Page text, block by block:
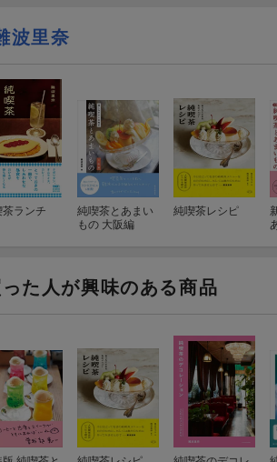
波里奈
茶ランチ
純喫茶とあまい
もの 大阪編
純喫茶レシピ
た人が興味のある商品